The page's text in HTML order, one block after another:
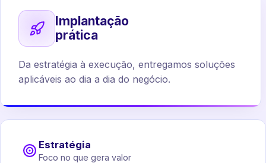
Implantação
prática
Da estratégia à execução, entregamos soluções
aplicáveis ao dia a dia do negócio.
Estratégia
Foco no que gera valor